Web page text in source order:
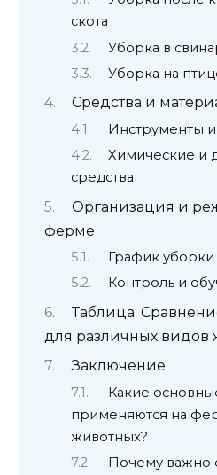
скота
Уборка в
Уборка на
Средства и
Инструменты
Химические и
средства
Организация и
ферме
График уборки
Контроль и
Таблица:
для различных видов
Заключение
Какие
применяются на
животных?
Почему важно